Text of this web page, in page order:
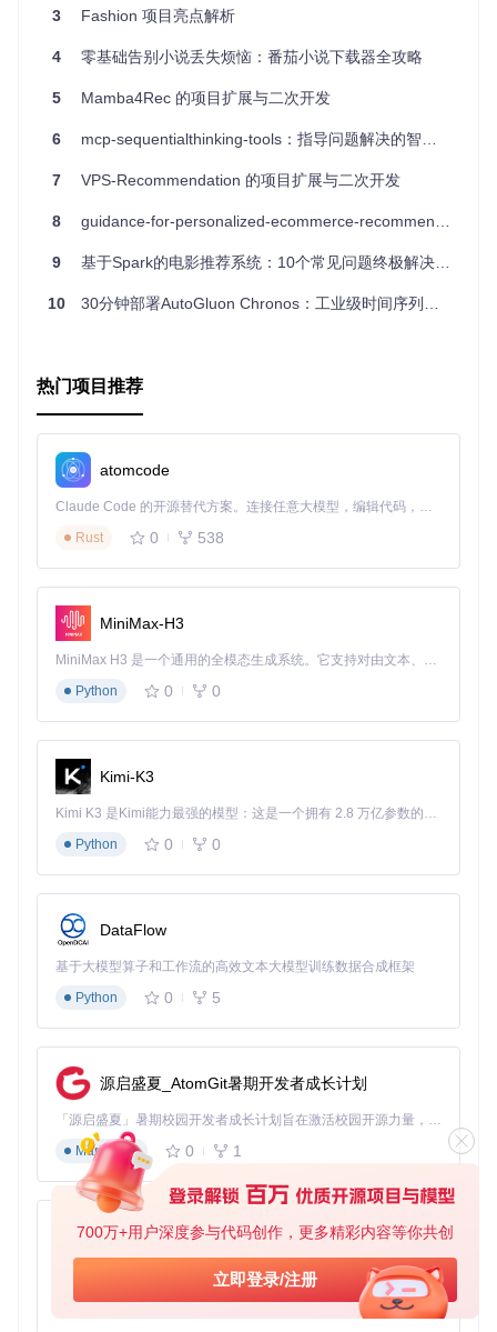
700万+用户深度参与代码创作，更多精彩内容等你共创
立即登录/注册
：尽管项目尚处于早期，已经提供了详尽的在线
文档（https://pipehub.io），便于理解和使用。
社区驱动
：随着更多开发者参与，PipeHub的稳定性和功
虽然PipeHub目前可能还不适合生产环境，但其独特的设计理
念和强大的功能预示着它的广阔前景。对于喜欢探索新技术和
寻求更高效网络解决方案的开发者来说，这是一个不容错过的
3 Fashion 项目亮点解析
4 零基础告别小说丢失烦恼：番茄小说下载器全攻略
5 Mamba4Rec 的项目扩展与二次开发
6 mcp-sequentialthinking-tools：指导问题解决的智能工具推荐
7 VPS-Recommendation 的项目扩展与二次开发
8 guidance-for-personalized-ecommerce-recommendations-using-amazon-bedrock-agents 的项目扩展与二次开发
9 基于Spark的电影推荐系统：10个常见问题终极解决方案指南 🎬
10 30分钟部署AutoGluon Chronos：工业级时间序列预测模型落地指南
热门项目推荐
atomcode
Claude Code 的开源替代方案。连接任意大模型，编辑代码，运行命令，自动验证 — 全自动执行。用 Rust 构建，极致性能。 ｜ An open-source alternative to Claude Code. Connect any LLM, edit code, run commands, and verify changes — autonomously. Built in Rust for speed. Get Started
Rust
0 538
MiniMax-H3
MiniMax H3 是一个通用的全模态生成系统。它支持对由文本、图像、视频和音频组成的多模态上下文进行统一理解，并能生成分辨率高达 2K、时长可达 15 秒的带原生立体声音频的视频。得益于面向任务泛化的系统设计，H3 在预训练阶段就已具备广泛的多模态上下文理解与生成能力，能够出色地执行复杂的多模态指令。
Python
0 0
Kimi-K3
Kimi K3 是Kimi能力最强的模型：这是一个拥有 2.8 万亿参数的混合专家（MoE）模型，具备原生视觉理解能力，并支持 100 万 token 的上下文窗口。
Python
0 0
DataFlow
基于大模型算子和工作流的高效文本大模型训练数据合成框架
Python
0 5
源启盛夏_AtomGit暑期开发者成长计划
「源启盛夏」暑期校园开发者成长计划旨在激活校园开源力量，通过积分激励、认证扶持、资源倾斜等形式，引导高校组织和开发者完成「入驻 — 建项目 — 做贡献 — 获认证 — 得资源」的完整闭环。无论你是想带领社团入驻平台的组织者，还是希望用代码贡献证明自己的开发者，都能在这里找到属于你的成长路径。
Markdown
0 1
py-xiaozhi
基于Python的Xiaozhi AI，适用于想要完整Xiaozhi体验而无需拥有专用硬件的用户。
Python
0 1